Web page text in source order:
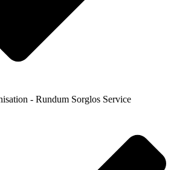
- Rundum Sorglos Service